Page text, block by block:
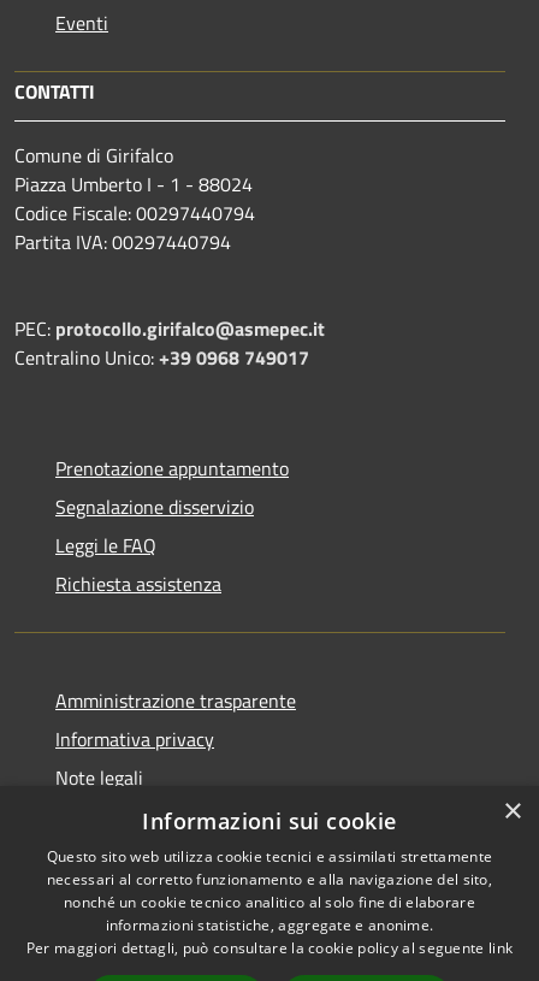
Eventi
CONTATTI
Comune di Girifalco
Piazza Umberto I - 1 - 88024
Codice Fiscale: 00297440794
Partita IVA: 00297440794
PEC: protocollo.girifalco@asmepec.it
Centralino Unico:+39 0968 749017
Prenotazione appuntamento
Segnalazione disservizio
Leggi le FAQ
Richiesta assistenza
Amministrazione trasparente
Informativa privacy
Note legali
Dichiarazione di accessibilità
RSS
Accessibilità
Copyright © 2026 • Comune di
×
Informazioni sui cookie
Questo sito web utilizza cookie tecnici e assimilati strettamente
necessari al corretto funzionamento e alla navigazione del sito,
nonché un cookie tecnico analitico al solo fine di elaborare
informazioni statistiche, aggregate e anonime.
Per maggiori dettagli, può consultare la cookie policy al seguente link